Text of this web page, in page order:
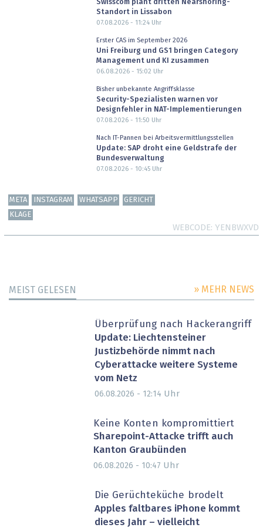
Swisscom plant dritten Nearshoring-
Standort in Lissabon
07.08.2026 - 11:24Uhr
Erster CAS im September 2026
Uni Freiburg und GS1 bringen Category
Management und KI zusammen
06.08.2026 - 15:02 Uhr
Bisher unbekannte Angriffsklasse
Security-Spezialisten warnen vor
Designfehler in NAT-Implementierungen
07.08.2026 - 11:50 Uhr
Nach IT-Pannen bei Arbeitsvermittlungsstellen
Update: SAP droht eine Geldstrafe der
Bundesverwaltung
07.08.2026 - 10:45Uhr
META INSTAGRAM WHATSAPP
GERICHT
KLAGE
WEBCODE YENBWXVD
MEIST GELESEN » MEHR NEWS
Überprüfung nach Hackerangriff
Update: Liechtensteiner
Justizbehörde nimmt nach
Cyberattacke weitere Systeme
vom Netz
06.08.2026 - 12:14 Uhr
Keine Konten kompromittiert
Sharepoint-Attacke trifft auch
Kanton Graubünden
06.08.2026 - 10:47 Uhr
Die Gerüchteküche brodelt
Apples faltbares iPhone kommt
dieses Jahr – vielleicht